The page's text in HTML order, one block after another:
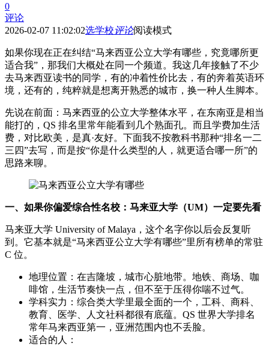
0
评论
2026-02-07 11:02:02选学校评论阅读模式
如果你现在正在纠结“马来西亚公立大学有哪些，究竟哪所更
适合我”，那我们大概处在同一个频道。我这几年接触了不少
去马来西亚读书的同学，有的冲着性价比去，有的奔着英语环
境，还有的，纯粹就是想离开熟悉的城市，换一种人生脚本。
先说在前面：马来西亚的公立大学整体水平，在东南亚是相当
能打的，QS 排名里常年能看到几个熟面孔。而且学费加生活
费，对比欧美，是真·友好。下面我不按教科书那种“排名一二
三四”去写，而是按“你是什么类型的人，就更适合哪一所”的
思路来聊。
一、如果你偏爱综合性名校：马来亚大学（UM）一定要先看
马来亚大学 University of Malaya，这个名字你以后会反复听
到。它基本就是“马来西亚公立大学有哪些”里所有榜单的常驻
C 位。
地理位置：在吉隆坡，城市心脏地带。地铁、商场、咖
啡馆，生活节奏快一点，但不至于压得你喘不过气。
学科实力：综合类大学里最全面的一个，工科、商科、
教育、医学、人文社科都很有底蕴。QS 世界大学排名
常年马来西亚第一，亚洲范围内也不丢脸。
适合的人：